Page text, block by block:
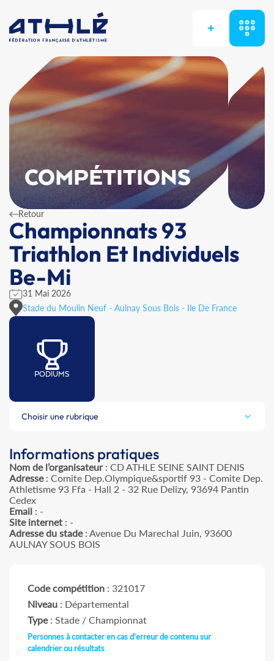
+
COMPÉTITIONS
Retour
Championnats 93
Triathlon Et Individuels
Be-Mi
31 Mai 2026
Stade du Moulin Neuf - Aulnay Sous Bois - Ile De France
PODIUMS
Choisir une rubrique
Informations pratiques
Nom de l’organisateur: CD ATHLE SEINE SAINT DENIS
Adresse: Comite Dep.Olympique&sportif 93 - Comite Dep.
Athletisme 93 Ffa - Hall 2 - 32 Rue Delizy, 93694 Pantin
Cedex
Email : -
Site internet : -
Adresse du stade: Avenue Du Marechal Juin, 93600
AULNAY SOUS BOIS
Code compétition : 321017
Niveau : Départemental
Type: Stade / Championnat
Personnes à contacter en cas d'erreur de contenu sur
calendrier ou résultats